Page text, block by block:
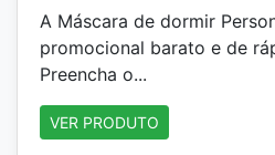
A Máscara de dormir
promocional barato e de
Preencha o...
VER PRODUTO